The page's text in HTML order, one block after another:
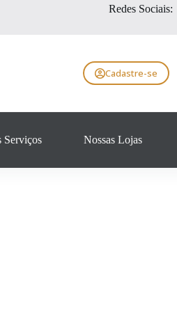
Redes Sociais:
Cadastre-se
Serviços Nossas Lojas